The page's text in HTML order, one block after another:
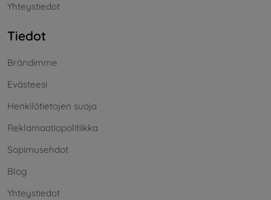
Yhteystiedot
Tiedot
Brändimme
Evästeesi
Henkilötietojen suoja
Reklamaatiopolitiikka
Sopimusehdot
Blog
Yhteystiedot